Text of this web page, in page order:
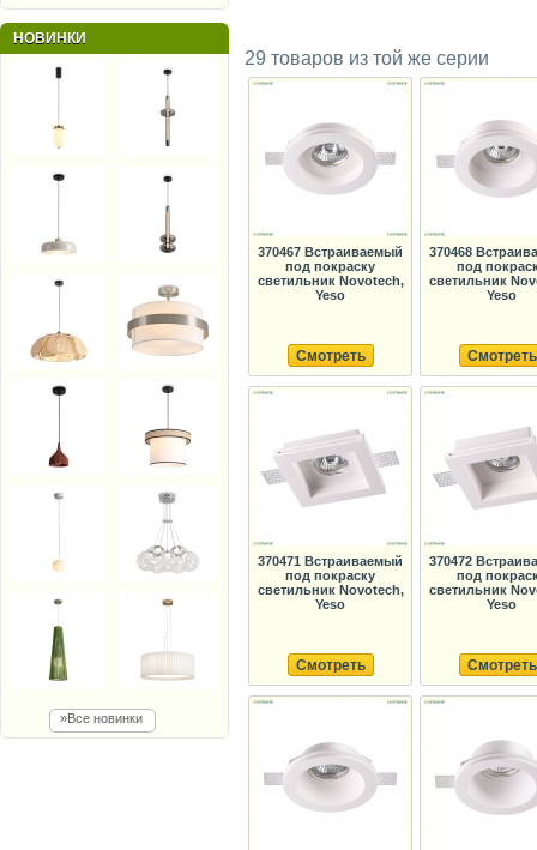
НОВИНКИ
»Все новинки
29 товаров из той же серии
370467 Встраиваемый
под покраску
светильник Novotech,
Yeso
Смотреть
370468
под
светильник
Yeso
Смотреть
370471 Встраиваемый
под покраску
светильник Novotech,
Yeso
Смотреть
370472
под
светильник
Yeso
Смотреть